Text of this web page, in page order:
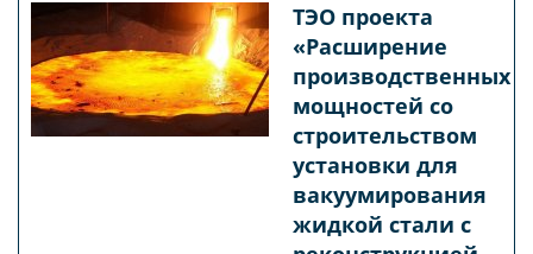
ТЭО проекта
«Расширение
производственных
мощностей со
строительством
установки для
вакуумирования
жидкой стали с